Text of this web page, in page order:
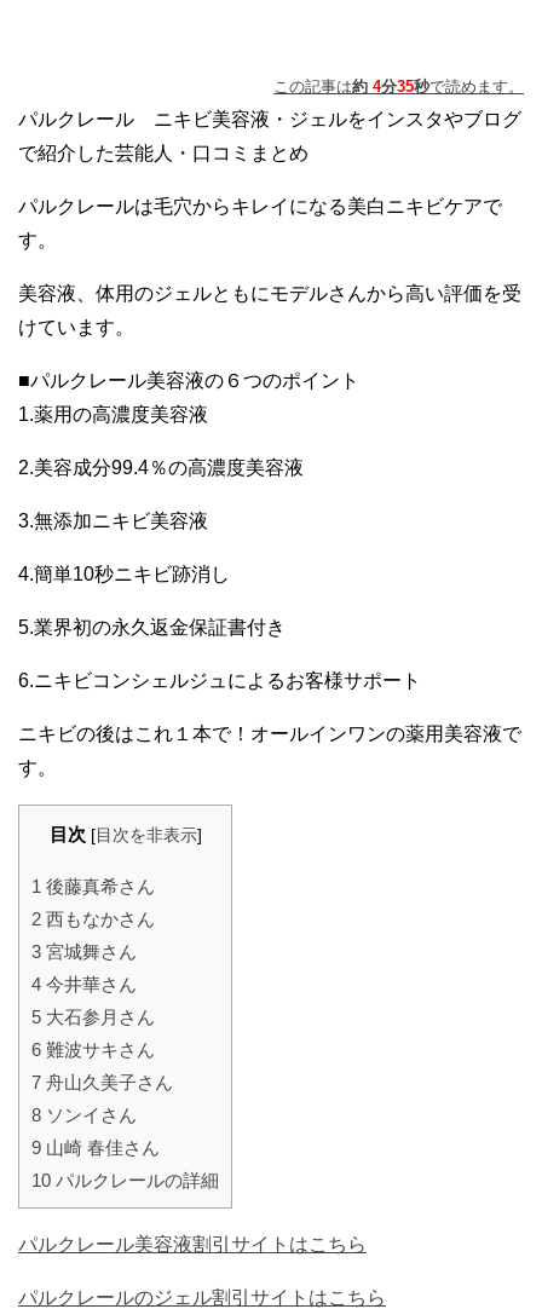
この記事は約 4分35秒で読めます。
パルクレール ニキビ美容液・ジェルをインスタやブログ
で紹介した芸能人・口コミまとめ
パルクレールは毛穴からキレイになる美白ニキビケアで
す。
美容液、体用のジェルともにモデルさんから高い評価を受
けています。
■パルクレール美容液の６つのポイント
1.薬用の高濃度美容液
2.美容成分99.4％の高濃度美容液
3.無添加ニキビ美容液
4.簡単10秒ニキビ跡消し
5.業界初の永久返金保証書付き
6.ニキビコンシェルジュによるお客様サポート
ニキビの後はこれ１本で！オールインワンの薬用美容液で
す。
目次 [目次を非表示]
1 後藤真希さん
2 西もなかさん
3 宮城舞さん
4 今井華さん
5 大石参月さん
6 難波サキさん
7 舟山久美子さん
8 ソンイさん
9 山崎 春佳さん
10 パルクレールの詳細
パルクレール美容液割引サイトはこちら
パルクレールのジェル割引サイトはこちら